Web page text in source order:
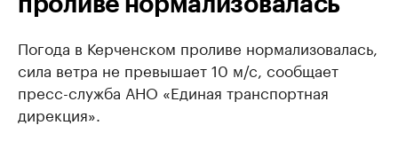
Погода в Керченском проливе нормализовалась,
сила ветра не превышает 10 м/с, сообщает
пресс-служба АНО «Единая транспортная
дирекция».